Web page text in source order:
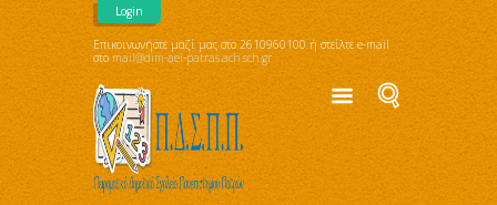
Login
Επικοινωνήστε μαζί μας στο 2610960100 ή στείλτε e-mail
στο mail@dim-aei-patras.ach.sch.gr